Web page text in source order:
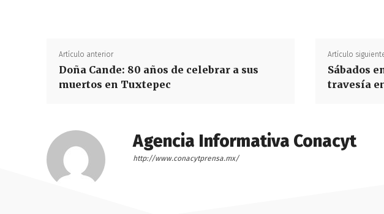
Artículo anterior
Doña Cande: 80 años de celebrar a sus
muertos en Tuxtepec
Artículo
Sábados
travesía
Agencia Informativa Conacyt
http://www.conacytprensa.mx/